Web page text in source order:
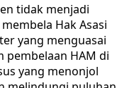
tidak menjadi
Hak Asasi
yang menguasai
pembelaan HAM di
yang menonjol